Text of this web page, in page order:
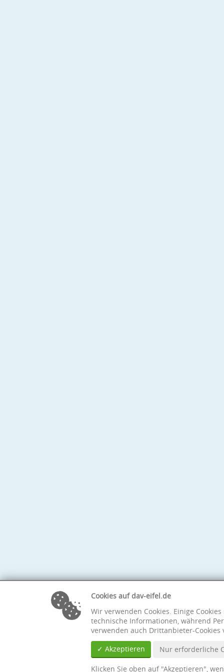
Cookies auf dav-eifel.de
Wir verwenden Cookies. Einige
technische Informationen, während
verwenden auch Drittanbieter-
✓ Akzeptieren
Nur erforderliche
Klicken Sie oben auf "Akzeptieren",